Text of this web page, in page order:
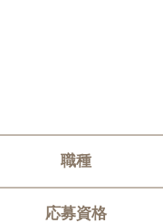
職種
応募資格